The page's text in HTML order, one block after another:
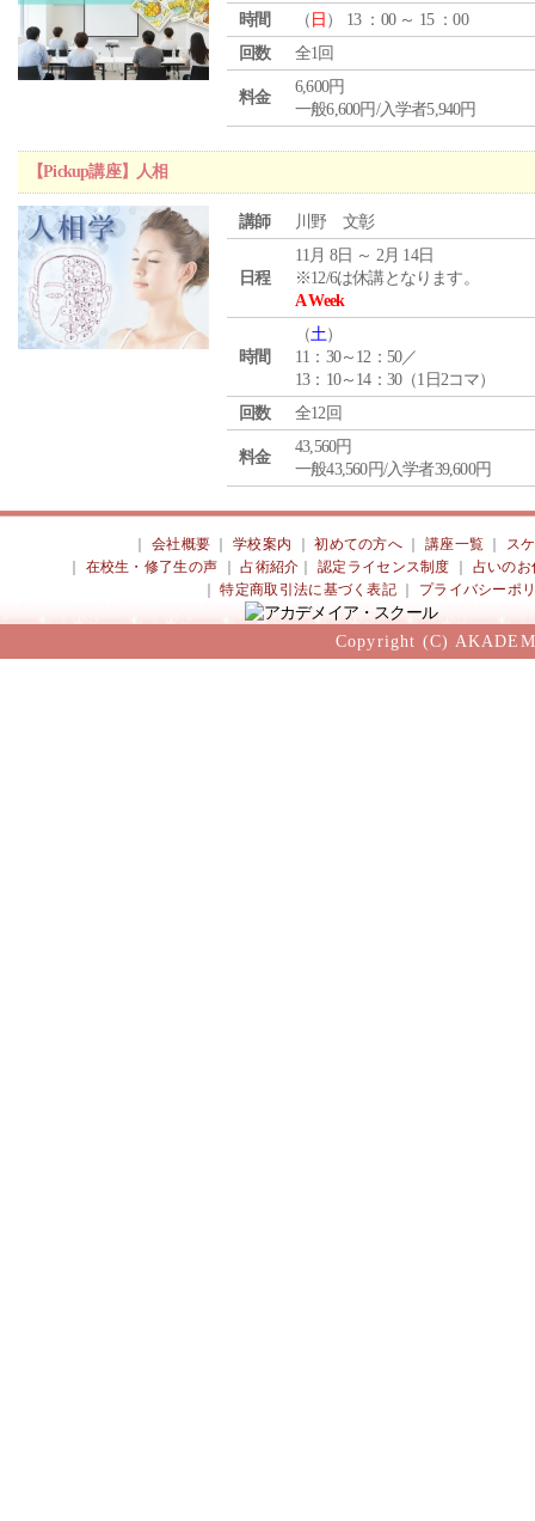
時間
（ 日 ） 13 ：00 ～ 15 ：00
回数
全1回
料金
6,600円
一般6,600円/入学者5,940円
【Pickup講座】人相
講師 川野 文彰
日程
11月 8日 ～ 2月 14日
※12/6は休講となります。
A Week
時間
（土）
11：30～12：50／
13：10～14：30（1日2コマ）
回数
全12回
料金
43,560円
一般43,560円/入学者39,600円
会社概要 ｜学校案内 ｜初めての方へ 講座一覧
ス
在校生・修了生の声 ｜占術紹介 ｜認定ライセンス制度
占いのお
｜特定商取引法に基づく表記 プライバシーポ
Copyright (C)